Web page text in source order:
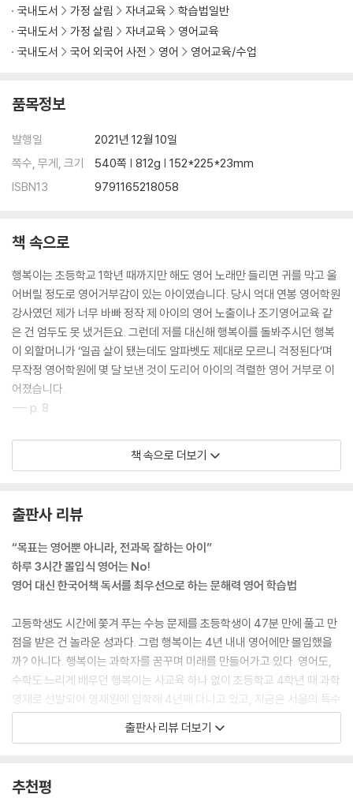
05 [파닉스 학습 1단계] 알파벳 배우기
06 [파닉스 학습 2단계+ 3단계] 단모음과 장모음 배우기
07 [파닉스 학습 4단계+ 5단계] 연속자음과 자모조합 배우기
08 영어 원서의 렉사일(Lexile) 지수 찾는 법
[1단계. 한눈에 보이는 진도표와 학습법]
2단계. [7개월~1년 4개월 차]주 3회 초등 수준 영어 배우기
02 [꿈과 목표 그리고 영어] 영어의 인문학적 접근과 직업에 대해 알아보
03 우리나라 교재 vs 외국 교재
04 아이 수준에 맞는 초등 리딩 교재, 똑똑하게 읽자
05 초등 리딩 교재, 완벽히 내 것으로 만들기
06 쉬운 초등 리스닝 만만하게 듣기
07 문법 학습이 너무 빠른 거 아니야
08 아주 가볍게 초등 문법 접하기
09 화상영어 확실히 준비하기
[2단계. 한눈에 보이는 진도표와 학습법]
3단계. [1년 5개월~2년 2개월 차]주 3회 중등 수준 영어 배우기
01 [문해력 독서법] 확장독서를 통해 본격적으로 분야별 두툼한 책 읽기
04 핵심 문장을 체득해 중등 리딩 훌쩍 뛰어넘기
05 2단계에서 확장된 리스닝으로 반복효과 보기
06 영리하게 중1 수준 문법 마스터하기
07 돈 아깝지 않게 화상영어 제대로 활용하기
08 영어 일기와 본격적인 영어 원서 다독 준비하기
[3단계. 한눈에 보이는 진도표와 학습법]
4단계. [2년 3개월~3년 차]주 3회 중고등 수준/원서형 영어 배우기
01 [문해력 독서법] 여러 시리즈 소설 읽고 좋아하는 작가 만들기
02 [꿈과 목표 그리고 영어] 꿈으로 도구적 동기 만들기
03 장문의 원서형 글 두 번 풀며 적응하기
04 원서형 리스닝 준비하기
05 영리하게 중2 수준 문법 마스터하기
07 우리말 문해력이 좋으면 영어 원서 읽기가 쉬울까?
국내도서 가정 살림 자녀교육
학습법일반
국내도서
가정 살림 자녀교육
영어교육
국내도서
국어 외국어 사전 영어 영어교육/수업
품목정보
발행일
2021년 12월 10일
쪽수, 무게, 크기
540쪽 | 812g | 152*225*23mm
ISBN13
9791165218058
책 속으로
행복이는 초등학교 1학년 때까지만 해도 영어 노래만 들리면 귀를 막고 울
어버릴 정도로 영어거부감이 있는 아이였습니다. 당시 억대 연봉 영어학원
강사였던 제가 너무 바빠 정작 제 아이의 영어 노출이나 조기영어교육 같
은 건 엄두도 못 냈거든요. 그런데 저를 대신해 행복이를 돌봐주시던 행복
이 외할머니가 ‘일곱 살이 됐는데도 알파벳도 제대로 모르니 걱정된다’며
무작정 영어학원에 몇 달 보낸 것이 도리어 아이의 격렬한 영어 거부로 이
어졌습니다.
--- p. 8
저는 우리말 독서로 잠재력을 키워오다가 초등 이후에 영어 괴력을 발휘한
아이들을 여럿 만났습니다. 남들보다 늦게 영어 공부를 시작했지만 계속
력 향상을 주안점으로 삼고 영어 적기교육을 시켰습니다.
--- p. 44
이 책을 통해 최소 3가지 방식으로 아이의 영어 공부를 코치할 수 있습니
표 영어’, 엄마가 못하는 부분만 동영상 강의나 과외로 갈음하는 또 다른
‘엄마도움표 영어’입니다. 동영상 강의는 틀린 문제만 들을 수 있어 시간 절
약 면에서 좋고, 과외는 선생님께 요청해 필요한 영역만 배울 수 있습니다.
엄마표 영어에 자신이 없다면 일부 외부의 도움을 받는 ‘엄마도움표 영
어’로 아이의 영어를 성공시키세요.
--- p. 54
아이가 영어의 전 영역(리딩, 리스닝, 문법, 라이팅, 스피킹 등 5대 영역)을
과형 뇌구조를 가진 아이의 경우 문법과 구조 분석을 잘하지만 언어적인
책 속으로 더보기
출판사 리뷰
“목표는 영어뿐 아니라, 전과목 잘하는 아이”
하루 3시간 몰입식 영어는 No!
영어 대신 한국어책 독서를 최우선으로 하는 문해력 영어 학습법
고등학생도 시간에 쫓겨 푸는 수능 문제를 초등학생이 47분 만에 풀고 만
점을 받은 건 놀라운 성과다. 그럼 행복이는 4년 내내 영어에만 몰입했을
까? 아니다. 행복이는 과학자를 꿈꾸며 미래를 만들어가고 있다. 영어도,
수학도 느리게 배우던 행복이는 사교육 하나 없이 초등학교 4학년 때 과학
영재로 선발되어 영재원에 입학해 4년째 다니고 있고, 지금은 서울의 특수
목적중학교 수준인 한 사립중학교에서 전과목 올백에 가까운 성적을 받고
있다. 과학고 진학을 목표로 매일 계획을 세우고 스스로 공부한다. 행복이
어떻게 이러한 결과가 나올 수 있을까? 스카이쌤의 교육 철학에 그 비밀이
출판사 리뷰 더보기
추천평